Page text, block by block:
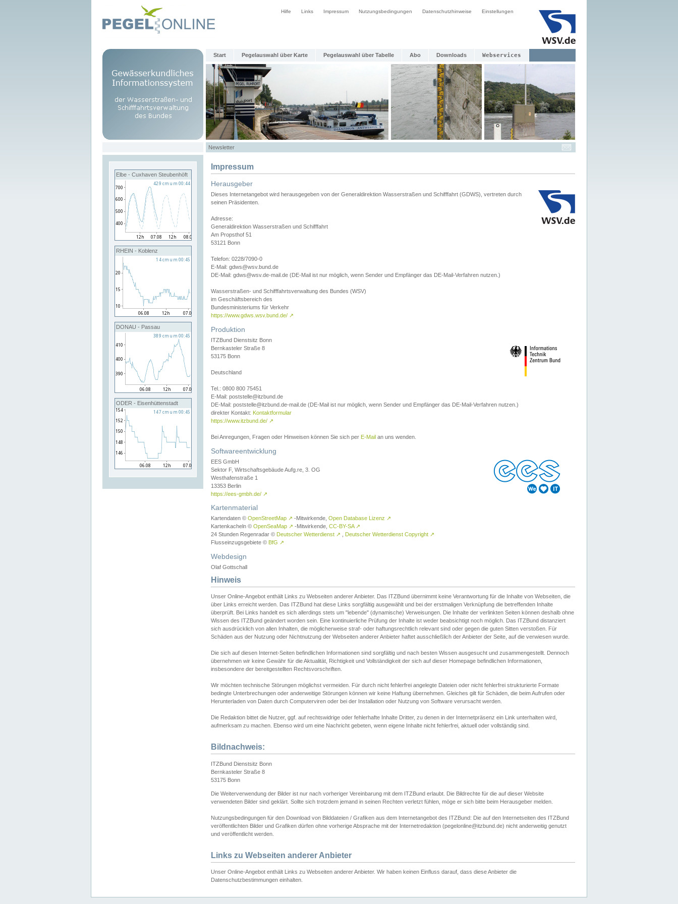
Hilfe Links Impressum Nutzungsbedingungen Datenschutzhinweise Einstellungen
Start Pegelauswahl über Karte Pegelauswahl über Tabelle Abo Downloads Webservices
Newsletter
Elbe - Cuxhaven Steubenhöft
RHEIN - Koblenz
DONAU - Passau
ODER - Eisenhüttenstadt
Impressum
Herausgeber
Dieses Internetangebot wird herausgegeben von der Generaldirektion Wasserstraßen und Schifffahrt (GDWS), vertreten durch
seinen Präsidenten.
Adresse:
Generaldirektion Wasserstraßen und Schifffahrt
Am Propsthof 51
53121 Bonn
Telefon: 0228/7090-0
E-Mail: gdws@wsv.bund.de
DE-Mail: gdws@wsv.de-mail.de (DE-Mail ist nur möglich, wenn Sender und Empfänger das DE-Mail-Verfahren nutzen.)
Wasserstraßen- und Schifffahrtsverwaltung des Bundes (WSV)
im Geschäftsbereich des
Bundesministeriums für Verkehr
https://www.gdws.wsv.bund.de/ ↗
Produktion
ITZBund Dienstsitz Bonn
Bernkasteler Straße 8
53175 Bonn
Deutschland
Tel.: 0800 800 75451
E-Mail: poststelle@itzbund.de
DE-Mail: poststelle@itzbund.de-mail.de (DE-Mail ist nur möglich, wenn Sender und Empfänger das DE-Mail-Verfahren nutzen.)
direkter Kontakt: Kontaktformular
https://www.itzbund.de/ ↗
Bei Anregungen, Fragen oder Hinweisen können Sie sich per E-Mail an uns wenden.
Softwareentwicklung
EES GmbH
Sektor F, Wirtschaftsgebäude Aufg.re, 3. OG
Westhafenstraße 1
13353 Berlin
https://ees-gmbh.de/ ↗
Kartenmaterial
Kartendaten © OpenStreetMap ↗ -Mitwirkende, Open Database Lizenz ↗
Kartenkacheln © OpenSeaMap ↗ -Mitwirkende, CC-BY-SA ↗
24 Stunden Regenradar © Deutscher Wetterdienst ↗ Deutscher Wetterdienst Copyright ↗
Flusseinzugsgebiete © BfG ↗
Webdesign
Olaf Gottschall
Hinweis
Unser Online-Angebot enthält Links zu Webseiten anderer Anbieter. Das ITZBund übernimmt keine Verantwortung für die Inhalte von Webseiten, die
über Links erreicht werden. Das ITZBund hat diese Links sorgfältig ausgewählt und bei der erstmaligen Verknüpfung die betreffenden Inhalte
überprüft. Bei Links handelt es sich allerdings stets um "lebende" (dynamische) Verweisungen. Die Inhalte der verlinkten Seiten können deshalb ohne
Wissen des ITZBund geändert worden sein. Eine kontinuierliche Prüfung der Inhalte ist weder beabsichtigt noch möglich. Das ITZBund distanziert
sich ausdrücklich von allen Inhalten, die möglicherweise straf- oder haftungsrechtlich relevant sind oder gegen die guten Sitten verstoßen. Für
Schäden aus der Nutzung oder Nichtnutzung der Webseiten anderer Anbieter haftet ausschließlich der Anbieter der Seite, auf die verwiesen wurde.
Die sich auf diesen Internet-Seiten befindlichen Informationen sind sorgfältig und nach besten Wissen ausgesucht und zusammengestellt. Dennoch
übernehmen wir keine Gewähr für die Aktualität, Richtigkeit und Vollständigkeit der sich auf dieser Homepage befindlichen Informationen,
insbesondere der bereitgestellten Rechtsvorschriften.
Wir möchten technische Störungen möglichst vermeiden. Für durch nicht fehlerfrei angelegte Dateien oder nicht fehlerfrei strukturierte Formate
bedingte Unterbrechungen oder anderweitige Störungen können wir keine Haftung übernehmen. Gleiches gilt für Schäden, die beim Aufrufen oder
Herunterladen von Daten durch Computerviren oder bei der Installation oder Nutzung von Software verursacht werden.
Die Redaktion bittet die Nutzer, ggf. auf rechtswidrige oder fehlerhafte Inhalte Dritter, zu denen in der Internetpräsenz ein Link unterhalten wird,
aufmerksam zu machen. Ebenso wird um eine Nachricht gebeten, wenn eigene Inhalte nicht fehlerfrei, aktuell oder vollständig sind.
Bildnachweis:
ITZBund Dienstsitz Bonn
Bernkasteler Straße 8
53175 Bonn
Die Weiterverwendung der Bilder ist nur nach vorheriger Vereinbarung mit dem ITZBund erlaubt. Die Bildrechte für die auf dieser Website
verwendeten Bilder sind geklärt. Sollte sich trotzdem jemand in seinen Rechten verletzt fühlen, möge er sich bitte beim Herausgeber melden.
Nutzungsbedingungen für den Download von Bilddateien / Grafiken aus dem Internetangebot des ITZBund: Die auf den Internetseiten des ITZBund
veröffentlichten Bilder und Grafiken dürfen ohne vorherige Absprache mit der Internetredaktion (pegelonline@itzbund.de) nicht anderweitig genutzt
und veröffentlicht werden.
Links zu Webseiten anderer Anbieter
Unser Online-Angebot enthält Links zu Webseiten anderer Anbieter. Wir haben keinen Einfluss darauf, dass diese Anbieter die
Datenschutzbestimmungen einhalten.